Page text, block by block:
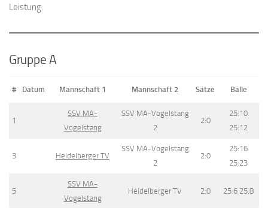
Leistung.
Gruppe A
# Datum Mannschaft 1 Mannschaft 2 Sätze Bälle
1
SSV MA-
Vogelstang
SSV MA-Vogelstang
2
2:0
25:10
25:12
3 Heidelberger TV
SSV MA-Vogelstang
2
2:0
25:16
25:23
5
SSV MA-
Vogelstang
Heidelberger TV 2:0 25:6 25:8